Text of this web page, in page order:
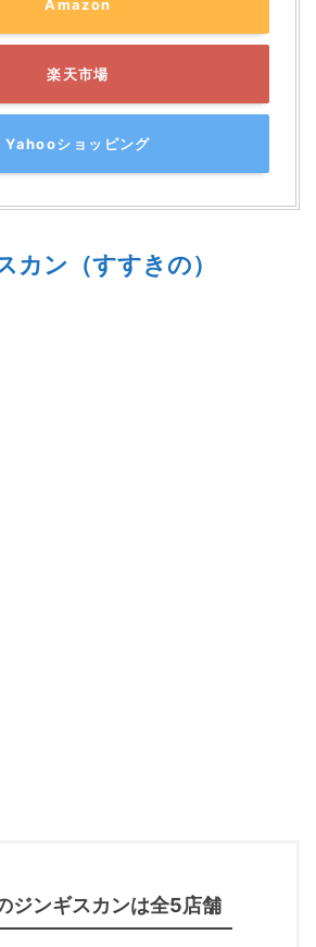
Amazon
楽天市場
Yahooショッピング
カン（すすきの）
ジンギスカンは全5店舗